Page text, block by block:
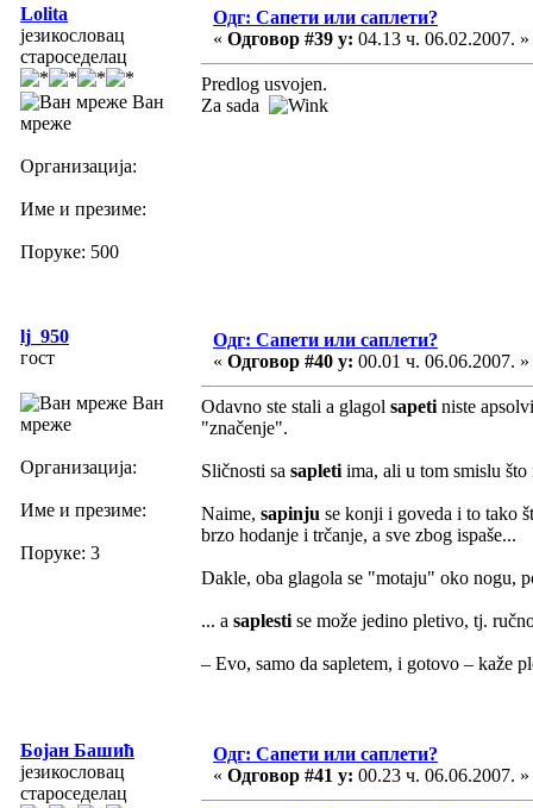
Lolita
језикословац
староседелац
Ван
мреже
Организација:
Име и презиме:
Поруке: 500
Одг: Сапети или саплети?
« Одговор #39 у: 04.13 ч. 06.02.2007. »
Predlog usvojen.
Za sada
lj_950
гост
Ван
мреже
Организација:
Име и презиме:
Поруке: 3
Одг: Сапети или саплети?
« Одговор #40 у: 00.01 ч. 06.06.2007. »
Odavno ste stali a glagol sapeti niste
"značenje".
Sličnosti sa sapleti ima, ali u tom smislu
Naime, sapinju se konji i goveda i to tako
brzo hodanje i trčanje, a sve zbog ispaše...
Dakle, oba glagola se "motaju" oko nogu,
... a saplesti se može jedino pletivo, tj.
– Evo, samo da sapletem, i gotovo – kaže
Бојан Башић
језикословац
староседелац
Одг: Сапети или саплети?
« Одговор #41 у: 00.23 ч. 06.06.2007. »